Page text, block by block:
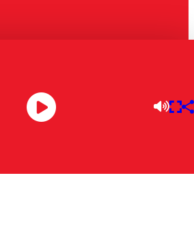
la APP